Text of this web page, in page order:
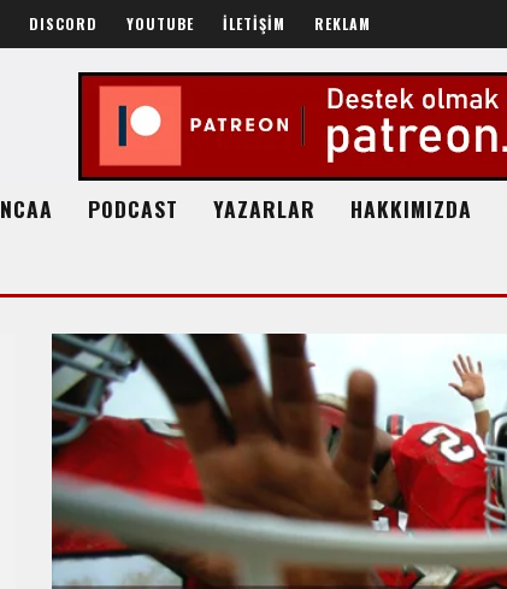
DISCORD YOUTUBE İLETİŞİM REKLAM
NCAA PODCAST YAZARLAR HAKKIMIZDA